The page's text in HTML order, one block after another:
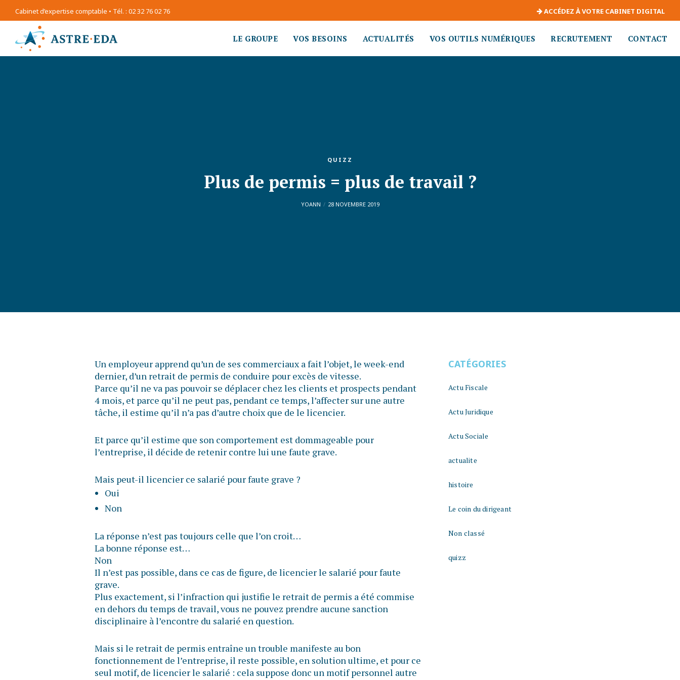
Cabinet d’expertise comptable • Tél. : 02 32 76 02 76 ACCÉDEZ À VOTRE CABINET DIGITAL
LE GROUPE VOS BESOINS ACTUALITÉS VOS OUTILS NUMÉRIQUES RECRUTEMENT CONTACT
QUIZZ
Plus de permis = plus de travail ?
YOANN 28 NOVEMBRE 2019
Un employeur apprend qu’un de ses commerciaux a fait l’objet, le week-end
dernier, d’un retrait de permis de conduire pour excès de vitesse.
Parce qu’il ne va pas pouvoir se déplacer chez les clients et prospects pendant
4 mois, et parce qu’il ne peut pas, pendant ce temps, l’affecter sur une autre
tâche, il estime qu’il n’a pas d’autre choix que de le licencier.
Et parce qu’il estime que son comportement est dommageable pour
l’entreprise, il décide de retenir contre lui une faute grave.
Mais peut-il licencier ce salarié pour faute grave ?
Oui
Non
La réponse n’est pas toujours celle que l’on croit…
La bonne réponse est…
Non
Il n’est pas possible, dans ce cas de figure, de licencier le salarié pour faute
grave.
Plus exactement, si l’infraction qui justifie le retrait de permis a été commise
en dehors du temps de travail, vous ne pouvez prendre aucune sanction
disciplinaire à l’encontre du salarié en question.
Mais si le retrait de permis entraîne un trouble manifeste au bon
fonctionnement de l’entreprise, il reste possible, en solution ultime, et pour ce
seul motif, de licencier le salarié : cela suppose donc un motif personnel autre
CATÉGORIES
Actu Fiscale
Actu Juridique
Actu Sociale
actualite
histoire
Le coin du dirigeant
Non classé
quizz